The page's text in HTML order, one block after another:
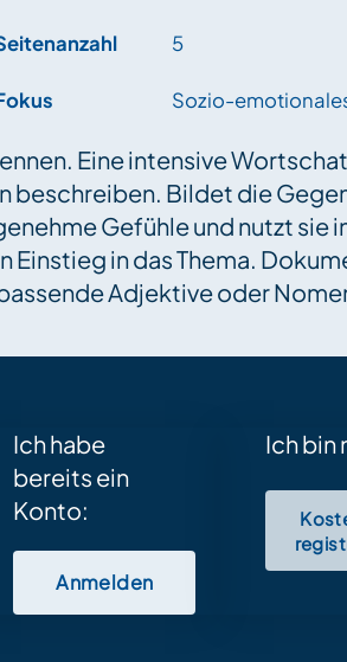
5
Sozio-
Eine intensive
beschreiben. Bildet die
Gefühle und nutzt sie
in das Thema.
Adjektive oder
Ich habe
bereits ein
Konto:
Anmelden
Ich bin